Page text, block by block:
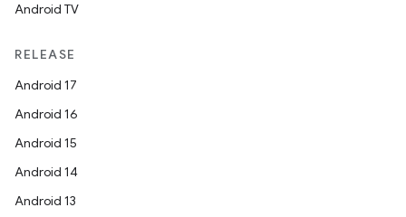
Android TV
RELEASE
Android 17
Android 16
Android 15
Android 14
Android 13